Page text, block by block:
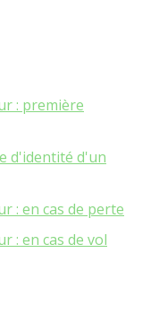
: première
d'identité d'un
: en cas de perte
: en cas de vol